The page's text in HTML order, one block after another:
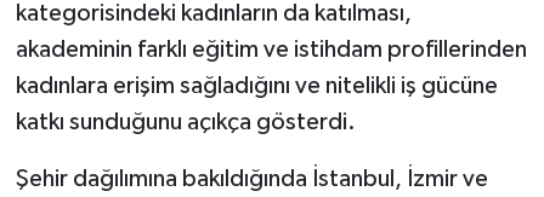
kategorisindeki kadınların da katılması,
akademinin farklı eğitim ve istihdam profillerinden
kadınlara erişim sağladığını ve nitelikli iş gücüne
katkı sunduğunu açıkça gösterdi.
Şehir dağılımına bakıldığında İstanbul, İzmir ve